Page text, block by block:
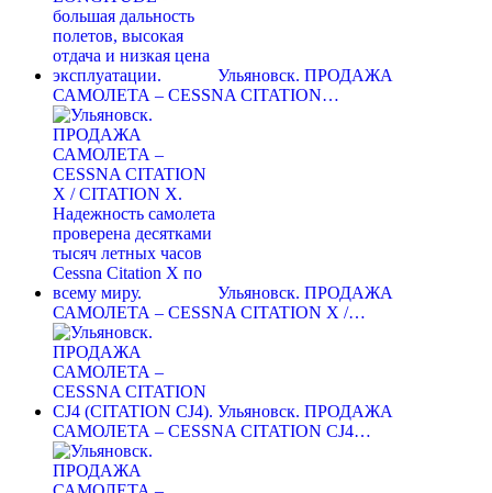
Ульяновск. ПРОДАЖА
САМОЛЕТА – CESSNA CITATION…
Ульяновск. ПРОДАЖА
САМОЛЕТА – CESSNA CITATION X /…
Ульяновск. ПРОДАЖА
САМОЛЕТА – CESSNA CITATION CJ4…